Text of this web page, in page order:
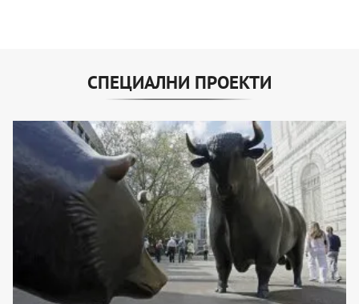
СПЕЦИАЛНИ ПРОЕКТИ